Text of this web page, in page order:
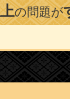
の問題が